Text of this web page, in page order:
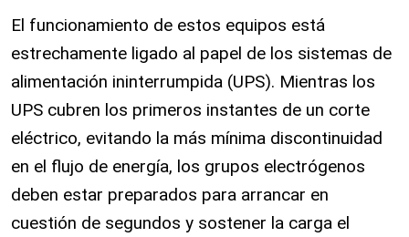
El funcionamiento de estos equipos está
estrechamente ligado al papel de los sistemas de
alimentación ininterrumpida (UPS). Mientras los
UPS cubren los primeros instantes de un corte
eléctrico, evitando la más mínima discontinuidad
en el flujo de energía, los grupos electrógenos
deben estar preparados para arrancar en
cuestión de segundos y sostener la carga el